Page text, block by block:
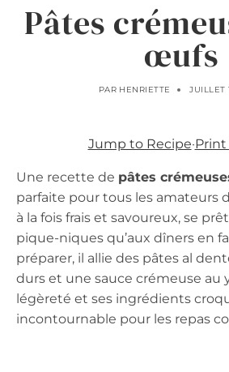
Pâtes
œufs
PAR HENRIETTE JUILLET
Jump to Recipe·Print
Une recette de pâtes
parfaite pour tous les amateurs
à la fois frais et savoureux, se
pique-niques qu’aux dîners en
préparer, il allie des pâtes al
durs et une sauce crémeuse au
légèreté et ses ingrédients
incontournable pour les repas